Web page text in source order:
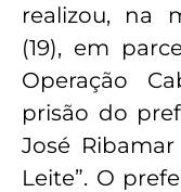
realizou, na
(19), em
Operação
prisão do
José
Leite”. O